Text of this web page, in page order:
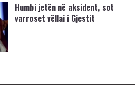
Humbi jetën në aksident, sot
varroset vëllai i Gjestit